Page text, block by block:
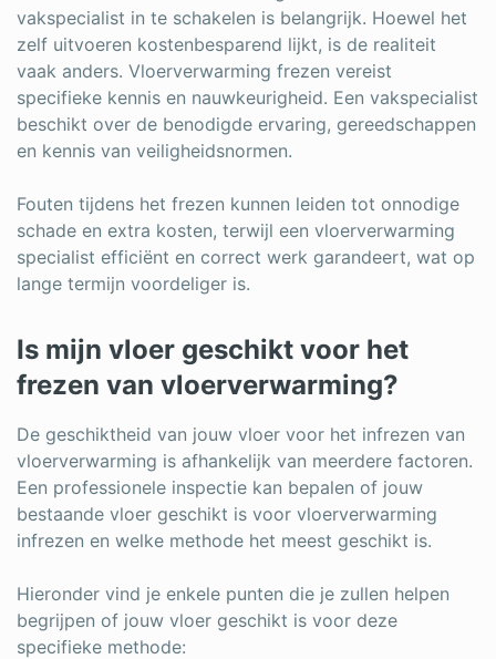
vakspecialist in te schakelen is belangrijk. Hoewel het
zelf uitvoeren kostenbesparend lijkt, is de realiteit
vaak anders. Vloerverwarming frezen vereist
specifieke kennis en nauwkeurigheid. Een vakspecialist
beschikt over de benodigde ervaring, gereedschappen
en kennis van veiligheidsnormen.
Fouten tijdens het frezen kunnen leiden tot onnodige
schade en extra kosten, terwijl een vloerverwarming
specialist efficiënt en correct werk garandeert, wat op
lange termijn voordeliger is.
Is mijn vloer geschikt voor het
frezen van vloerverwarming?
De geschiktheid van jouw vloer voor het infrezen van
vloerverwarming is afhankelijk van meerdere factoren.
Een professionele inspectie kan bepalen of jouw
bestaande vloer geschikt is voor vloerverwarming
infrezen en welke methode het meest geschikt is.
Hieronder vind je enkele punten die je zullen helpen
begrijpen of jouw vloer geschikt is voor deze
specifieke methode: